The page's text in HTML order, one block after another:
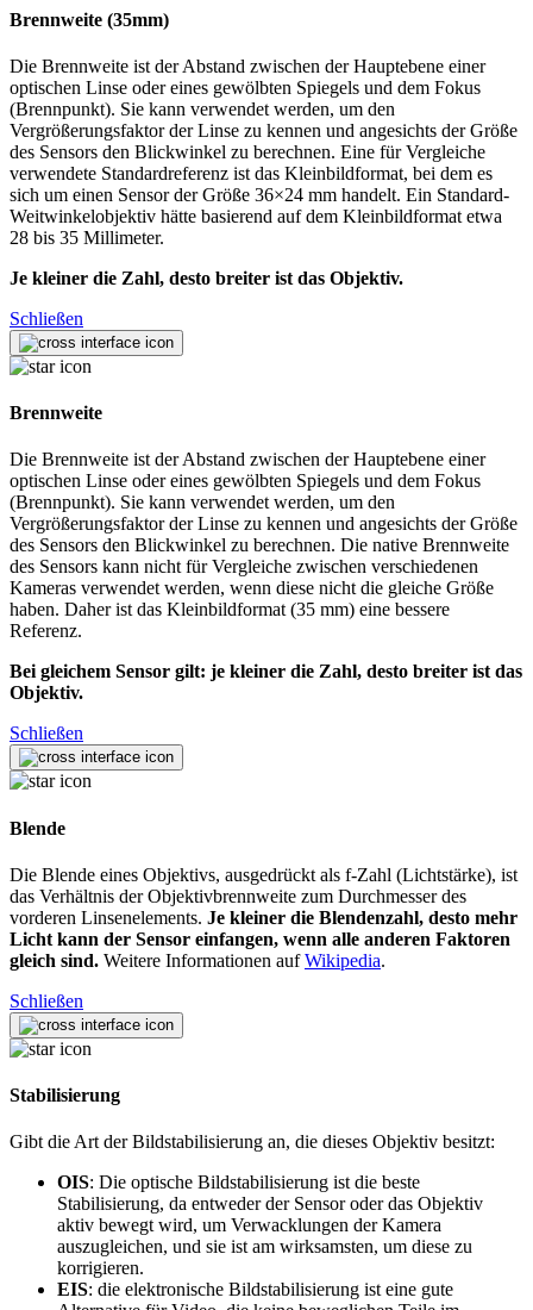
Brennweite (35mm)
Die Brennweite ist der Abstand zwischen der Hauptebene einer
optischen Linse oder eines gewölbten Spiegels und dem Fokus
(Brennpunkt). Sie kann verwendet werden, um den
Vergrößerungsfaktor der Linse zu kennen und angesichts der Größe
des Sensors den Blickwinkel zu berechnen. Eine für Vergleiche
verwendete Standardreferenz ist das Kleinbildformat, bei dem es
sich um einen Sensor der Größe 36×24 mm handelt. Ein Standard-
Weitwinkelobjektiv hätte basierend auf dem Kleinbildformat etwa
28 bis 35 Millimeter.
Je kleiner die Zahl, desto breiter ist das Objektiv.
Schließen
Brennweite
Die Brennweite ist der Abstand zwischen der Hauptebene einer
optischen Linse oder eines gewölbten Spiegels und dem Fokus
(Brennpunkt). Sie kann verwendet werden, um den
Vergrößerungsfaktor der Linse zu kennen und angesichts der Größe
des Sensors den Blickwinkel zu berechnen. Die native Brennweite
des Sensors kann nicht für Vergleiche zwischen verschiedenen
Kameras verwendet werden, wenn diese nicht die gleiche Größe
haben. Daher ist das Kleinbildformat (35 mm) eine bessere
Referenz.
Bei gleichem Sensor gilt: je kleiner die Zahl, desto breiter ist das
Objektiv.
Schließen
Blende
Die Blende eines Objektivs, ausgedrückt als f-Zahl (Lichtstärke), ist
das Verhältnis der Objektivbrennweite zum Durchmesser des
vorderen Linsenelements. Je kleiner die Blendenzahl, desto mehr
Licht kann der Sensor einfangen, wenn alle anderen Faktoren
gleich sind. Weitere Informationen aufWikipedia.
Schließen
Stabilisierung
Gibt die Art der Bildstabilisierung an, die dieses Objektiv besitzt:
OIS: Die optische Bildstabilisierung ist die beste
Stabilisierung, da entweder der Sensor oder das Objektiv
aktiv bewegt wird, um Verwacklungen der Kamera
auszugleichen, und sie ist am wirksamsten, um diese zu
korrigieren.
EIS: die elektronische Bildstabilisierung ist eine gute